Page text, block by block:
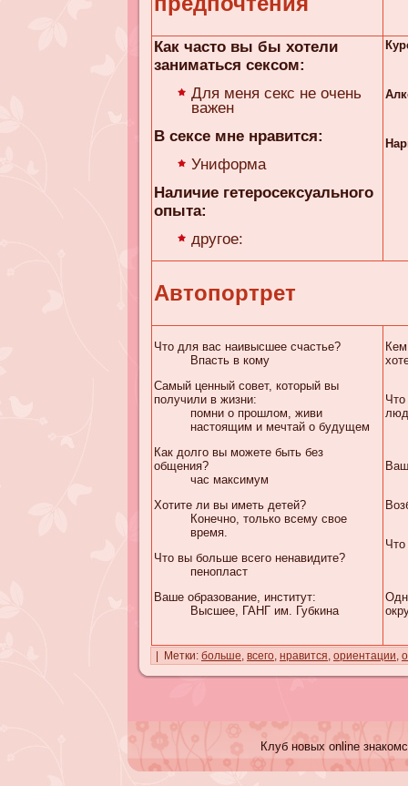
Как часто вы бы хотели
заниматься сексом:
Для меня секс не очень
важен
В сексе мне нравится:
Униформа
Наличие гетеросексуального
опыта:
другое:
Автопортрет
Что для вас наивысшее счастье?
Впасть в кому
Самый ценный совет, который вы
получили в жизни:
помни о прошлом, живи
настоящим и мечтай о будущем
Как долго вы можете быть без
общения?
час максимум
Хотите ли вы иметь детей?
Конечно, только всему свое
время.
Что вы больше всего ненавидите?
пенопласт
Ваше образование, институт:
Высшее, ГАНГ им. Губкина
| Метки: больше, всего, нравится, ориентации,
Клуб новых online